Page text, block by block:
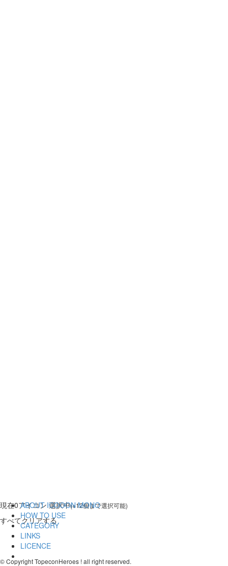
現在0アイコン 選択中(※12個まで選択可能)
すべてクリアする
ABOUT ICOOON MONO
HOW TO USE
CATEGORY
LINKS
LICENCE
© Copyright TopeconHeroes ! all right reserved.